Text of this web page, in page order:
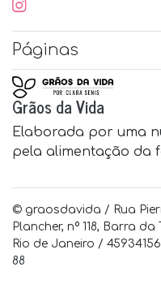
Páginas
Grãos da Vida
Elaborada por uma
pela alimentação da
© graosdavida / Rua
Plancher, nº 118, Barra da
Rio de Janeiro /
88